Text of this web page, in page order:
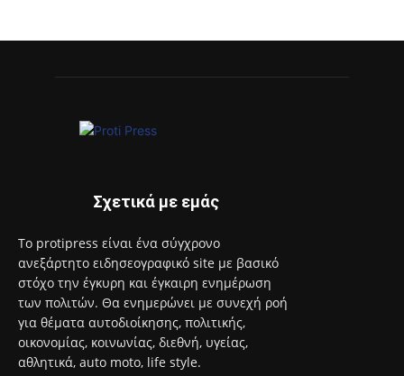
Σχετικά με εμάς
Το protipress είναι ένα σύγχρονο
ανεξάρτητο ειδησεογραφικό site με βασικό
στόχο την έγκυρη και έγκαιρη ενημέρωση
των πολιτών. Θα ενημερώνει με συνεχή ροή
για θέματα αυτοδιοίκησης, πολιτικής,
οικονομίας, κοινωνίας, διεθνή, υγείας,
αθλητικά, auto moto, life style.